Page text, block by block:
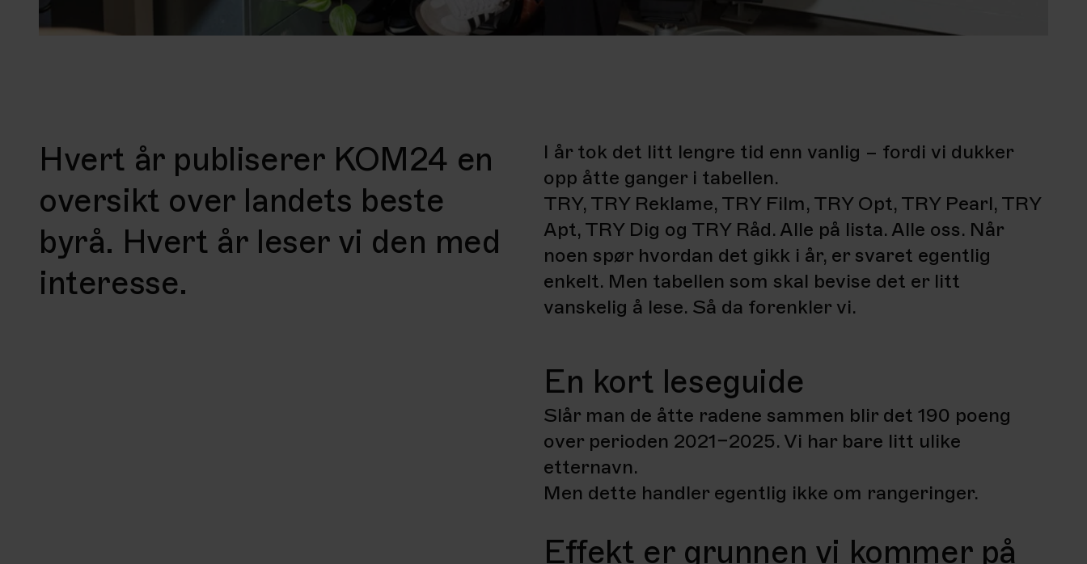
Hvert år publiserer KOM24 en
oversikt over landets beste
byrå. Hvert år leser vi den med
interesse.
I år tok det litt lengre tid enn vanlig – fordi vi dukker
opp åtte ganger i tabellen.
TRY, TRY Reklame, TRY Film, TRY Opt, TRY Pearl, TRY
Apt, TRY Dig og TRY Råd. Alle på lista. Alle oss. Når
noen spør hvordan det gikk i år, er svaret egentlig
enkelt. Men tabellen som skal bevise det er litt
vanskelig å lese. Så da forenkler vi.
En kort leseguide
Slår man de åtte radene sammen blir det 190 poeng
over perioden 2021–2025. Vi har bare litt ulike
etternavn.
Men dette handler egentlig ikke om rangeringer.
Effekt er grunnen vi kommer på